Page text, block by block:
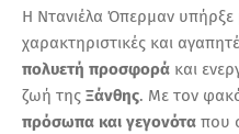
Η Ντανιέλα Όπερμαν υπήρξε
χαρακτηριστικές και
πολυετή προσφορά και
ζωή της Ξάνθης. Με τον
πρόσωπα και γεγονότα που